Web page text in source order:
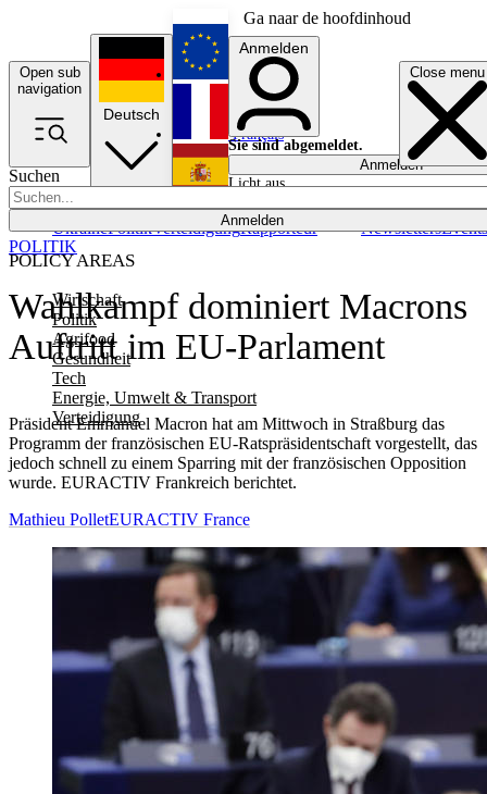
Ga naar de hoofdinhoud
Open sub
navigation
Close menu
Suchen
Anmelden
POLICY AREAS
Wirtschaft
Politik
Agrifood
Gesundheit
Tech
Energie, Umwelt & Transport
Verteidigung
UkrainePolitikVerteidigungRapporteur NewslettersEvents
Deutsch
English
Français
Anmelden
Sie sind abgemeldet.
Anmelden
Licht aus
Wahlkampf dominiert Macrons
Auftritt im EU-Parlament
Präsident Emmanuel Macron hat am Mittwoch in Straßburg das
Programm der französischen EU-Ratspräsidentschaft vorgestellt, das
jedoch schnell zu einem Sparring mit der französischen Opposition
wurde. EURACTIV Frankreich berichtet.
POLITIK
Mathieu PolletEURACTIV France